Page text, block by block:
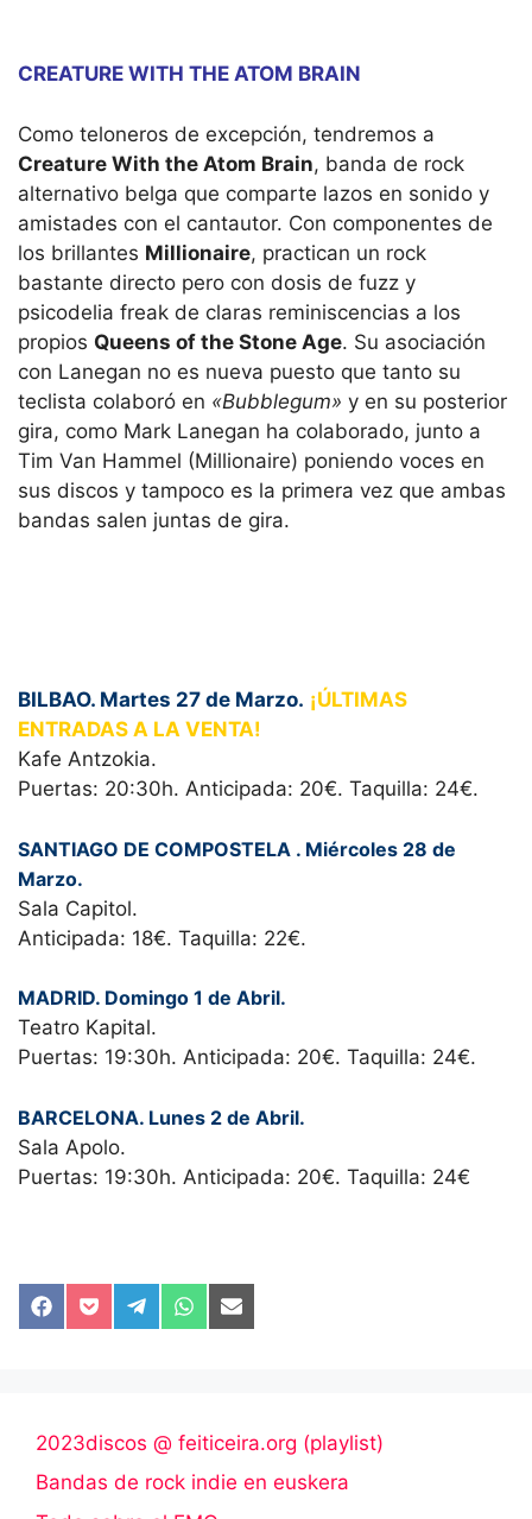
CREATURE WITH THE ATOM BRAIN
Como teloneros de excepción, tendremos a
Creature With the Atom Brain, banda de rock
alternativo belga que comparte lazos en sonido y
amistades con el cantautor. Con componentes de
los brillantes Millionaire, practican un rock
bastante directo pero con dosis de fuzz y
psicodelia freak de claras reminiscencias a los
propios Queens of the Stone Age. Su asociación
con Lanegan no es nueva puesto que tanto su
teclista colaboró en «Bubblegum» y en su posterior
gira, como Mark Lanegan ha colaborado, junto a
Tim Van Hammel (Millionaire) poniendo voces en
sus discos y tampoco es la primera vez que ambas
bandas salen juntas de gira.
BILBAO. Martes 27 de Marzo. ¡ÚLTIMAS
ENTRADAS A LA VENTA!
Kafe Antzokia.
Puertas: 20:30h. Anticipada: 20€. Taquilla: 24€.
SANTIAGO DE COMPOSTELA . Miércoles 28 de
Marzo.
Sala Capitol.
Anticipada: 18€. Taquilla: 22€.
MADRID. Domingo 1 de Abril.
Teatro Kapital.
Puertas: 19:30h. Anticipada: 20€. Taquilla: 24€.
BARCELONA. Lunes 2 de Abril.
Sala Apolo.
Puertas: 19:30h. Anticipada: 20€. Taquilla: 24€
Compartir
en
Compartir
en
Compartir
en
Compartir
en
Compartir
en
2023discos @ feiticeira.org (playlist)
Bandas de rock indie en euskera